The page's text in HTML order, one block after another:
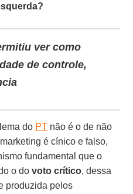
ver como
de controle,
do PT não é o de não
é cínico e falso,
fundamental que o
o dovoto crítico, dessa
produzida pelos